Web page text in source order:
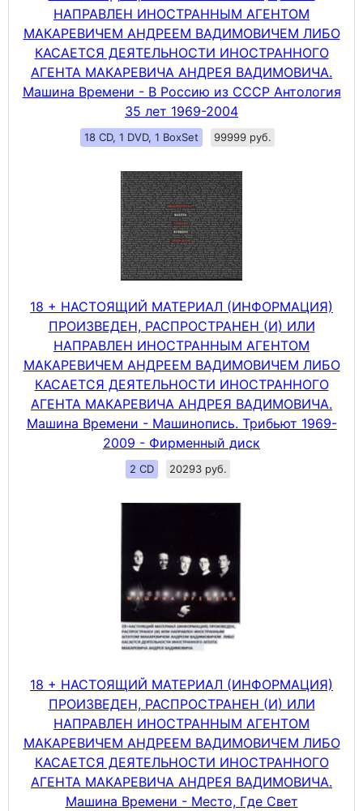
НАПРАВЛЕН ИНОСТРАННЫМ АГЕНТОМ
МАКАРЕВИЧЕМ АНДРЕЕМ ВАДИМОВИЧЕМ ЛИБО
КАСАЕТСЯ ДЕЯТЕЛЬНОСТИ ИНОСТРАННОГО
АГЕНТА МАКАРЕВИЧА АНДРЕЯ ВАДИМОВИЧА.
Машина Времени - В Россию из СССР Антология
35 лет 1969-2004
18 CD, 1 DVD, 1 BoxSet 99999 руб.
18 + НАСТОЯЩИЙ МАТЕРИАЛ (ИНФОРМАЦИЯ)
ПРОИЗВЕДЕН, РАСПРОСТРАНЕН (И) ИЛИ
НАПРАВЛЕН ИНОСТРАННЫМ АГЕНТОМ
МАКАРЕВИЧЕМ АНДРЕЕМ ВАДИМОВИЧЕМ ЛИБО
КАСАЕТСЯ ДЕЯТЕЛЬНОСТИ ИНОСТРАННОГО
АГЕНТА МАКАРЕВИЧА АНДРЕЯ ВАДИМОВИЧА.
Машина Времени - Машинопись. Трибьют 1969-
2009 - Фирменный диск
2 CD 20293 руб.
18 + НАСТОЯЩИЙ МАТЕРИАЛ (ИНФОРМАЦИЯ)
ПРОИЗВЕДЕН, РАСПРОСТРАНЕН (И) ИЛИ
НАПРАВЛЕН ИНОСТРАННЫМ АГЕНТОМ
МАКАРЕВИЧЕМ АНДРЕЕМ ВАДИМОВИЧЕМ ЛИБО
КАСАЕТСЯ ДЕЯТЕЛЬНОСТИ ИНОСТРАННОГО
АГЕНТА МАКАРЕВИЧА АНДРЕЯ ВАДИМОВИЧА.
Машина Времени - Место, Где Свет